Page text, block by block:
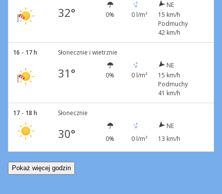
32° 0% 0 l/m²
NE
15 km/h
Podmuchy
42 km/h
16 - 17 h Słonecznie i wietrznie
31° 0% 0 l/m²
NE
15 km/h
Podmuchy
41 km/h
17 - 18 h Słonecznie
30° 0% 0 l/m²
NE
13 km/h
Pokaż więcej godzin